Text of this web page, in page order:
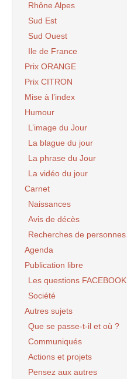
Rhône Alpes
Sud Est
Sud Ouest
Ile de France
Prix ORANGE
Prix CITRON
Mise à l’index
Humour
L’image du Jour
La blague du jour
La phrase du Jour
La vidéo du jour
Carnet
Naissances
Avis de décès
Recherches de personnes
Agenda
Publication libre
Les questions FACEBOOK
Société
Autres sujets
Que se passe-t-il et où ?
Communiqués
Actions et projets
Pensez aux autres